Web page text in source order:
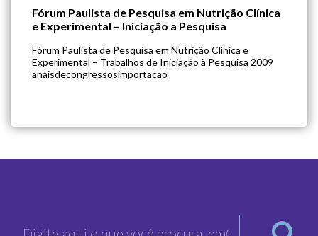
Fórum Paulista de Pesquisa em Nutrição Clínica
e Experimental – Iniciação a Pesquisa
Fórum Paulista de Pesquisa em Nutrição Clínica e
Experimental – Trabalhos de Iniciação à Pesquisa 2009
anaisdecongressosimportacao